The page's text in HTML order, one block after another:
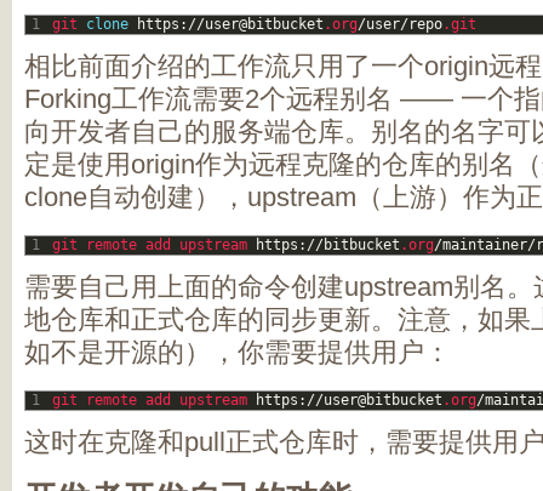
1 git clone https : //user@bitbucket .org/user/repo.git
相比前面介绍的工作流只用了一个origin远
Forking工作流需要2个远程别名 —— 一个
向开发者自己的服务端仓库。别名的名字可
定是使用origin作为远程克隆的仓库的别名
clone自动创建），upstream（上游）作为
1 git remote add upstream https : //bitbucket .org/maintainer/
需要自己用上面的命令创建upstream别名
地仓库和正式仓库的同步更新。注意，如果
如不是开源的），你需要提供用户：
1 git remote add upstream https : //user@bitbucket .org/
这时在克隆和pull正式仓库时，需要提供用